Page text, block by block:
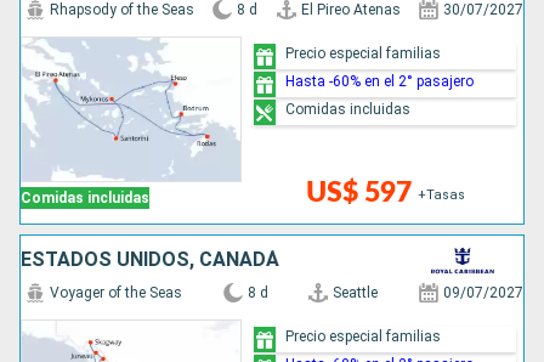
Comidas incluidas
Rhapsody of the Seas 8 d El Pireo Atenas 30/07/2027
US$ 597 +Tasas
Precio especial familias
Hasta -60% en el 2° pasajero
Comidas incluidas
ESTADOS UNIDOS, CANADÁ
Voyager of the Seas 8 d Seattle 09/07/2027
Precio especial familias